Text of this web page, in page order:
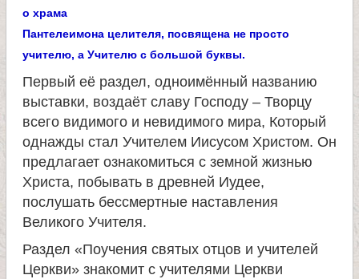
н
и
к
а
и
ц
о храма
Пантелеимона целителя, посвящена не просто
учителю, а Учителю с большой буквы.
Первый её раздел, одноимённый названию
выставки, воздаёт славу Господу – Творцу
всего видимого и невидимого мира, Который
однажды стал Учителем Иисусом Христом. Он
предлагает ознакомиться с земной жизнью
Христа, побывать в древней Иудее,
послушать бессмертные наставления
Великого Учителя.
Раздел «Поучения святых отцов и учителей
Церкви» знакомит с учителями Церкви